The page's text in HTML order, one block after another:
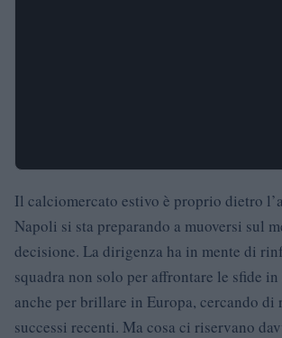
Il calciomercato estivo è proprio dietro
Napoli si sta preparando a muoversi sul
decisione. La dirigenza ha in mente di
squadra non solo per affrontare le sfide in
anche per brillare in Europa, cercando di
successi recenti. Ma cosa ci riservano